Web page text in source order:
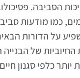
הסביבה.
כמו מודעות
על הדורות
של הבנייה
יותר כלפי סגנון